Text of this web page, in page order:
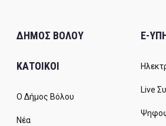
ΔΗΜΟΣ ΒΟΛΟΥ
ΚΑΤΟΙΚΟΙ
Ο Δήμος Βόλου
Νέα
E-
Live